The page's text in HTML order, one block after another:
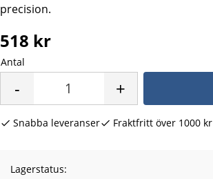
precision.
518 kr
Antal
+
-
Snabba leveranser Fraktfritt över 1000 kr
Lagerstatus